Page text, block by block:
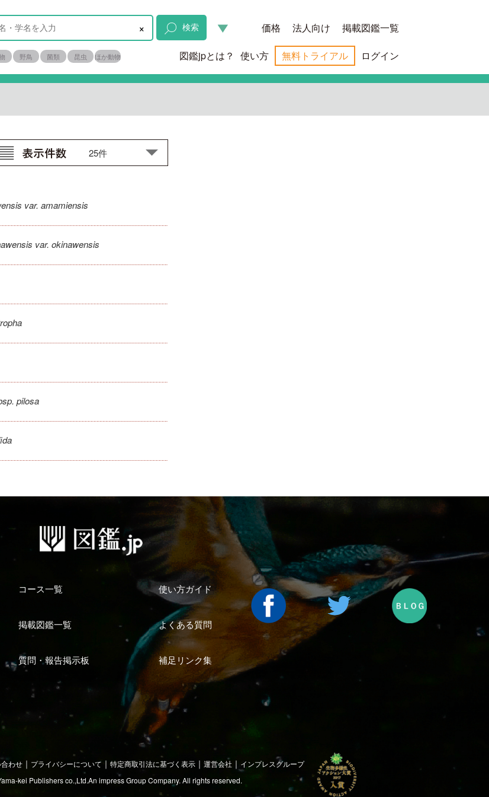
× 検索
野鳥 菌類 昆虫 ほか動物
価格 法人向け 掲載図鑑一覧
図鑑jpとは？ 使い方 無料トライアル ログイン
var. amamiensis
var. okinawensis
pilosa
コース一覧 使い方ガイド
掲載図鑑一覧 よくある質問
質問・報告掲示板 補足リンク集
わせ ｜ プライバシーについて ｜ 特定商取引法に基づく表示 ｜ 運営会社 ｜ インプレスグループ
kei Publishers co.,Ltd.An impress Group Company. All rights reserved.